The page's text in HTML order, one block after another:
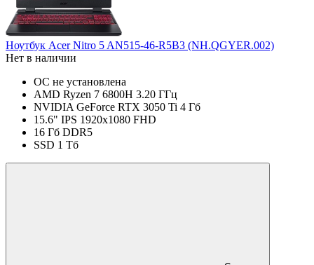
Ноутбук Acer Nitro 5 AN515-46-R5B3 (NH.QGYER.002)
Нет в наличии
ОС не установлена
AMD Ryzen 7 6800H 3.20 ГГц
NVIDIA GeForce RTX 3050 Ti 4 Гб
15.6" IPS 1920x1080 FHD
16 Гб DDR5
SSD 1 Тб